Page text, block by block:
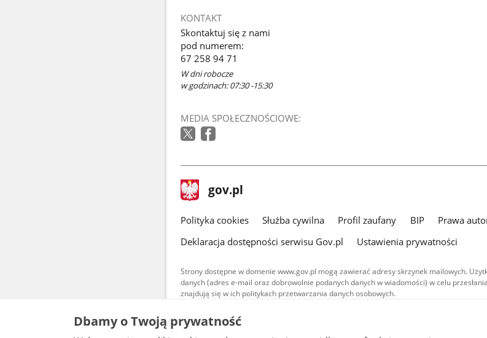
KONTAKT
Skontaktuj się z nami
pod numerem:
67 258 94 71
W dni robocze
w godzinach: 07:30 -15:30
MEDIA SPOŁECZNOŚCIOWE:
stopka
gov.pl Strona
gov.pl
gov.pl
Polityka cookies Służba cywilna Profil zaufany BIP Prawa
Deklaracja dostępności serwisu Gov.pl
Ustawienia prywatności
Strony dostępne w domenie www.gov.pl mogą zawierać adresy skrzynek mailowych.
danych (adres e-mail oraz dobrowolnie podanych danych w wiadomości) w celu
znajdują się w ich politykach przetwarzania danych osobowych.
Treści tekstowe publikowane w serwisie (z wyłączeniem treści
udostępniane na licencji typu Creative Commons: uznanie autorstwa - na
warunkach 4.0 (CC BY-SA 4.0). Materiały audiowizualne, w tym zdjęcia,
Dbamy o Twoją prywatność